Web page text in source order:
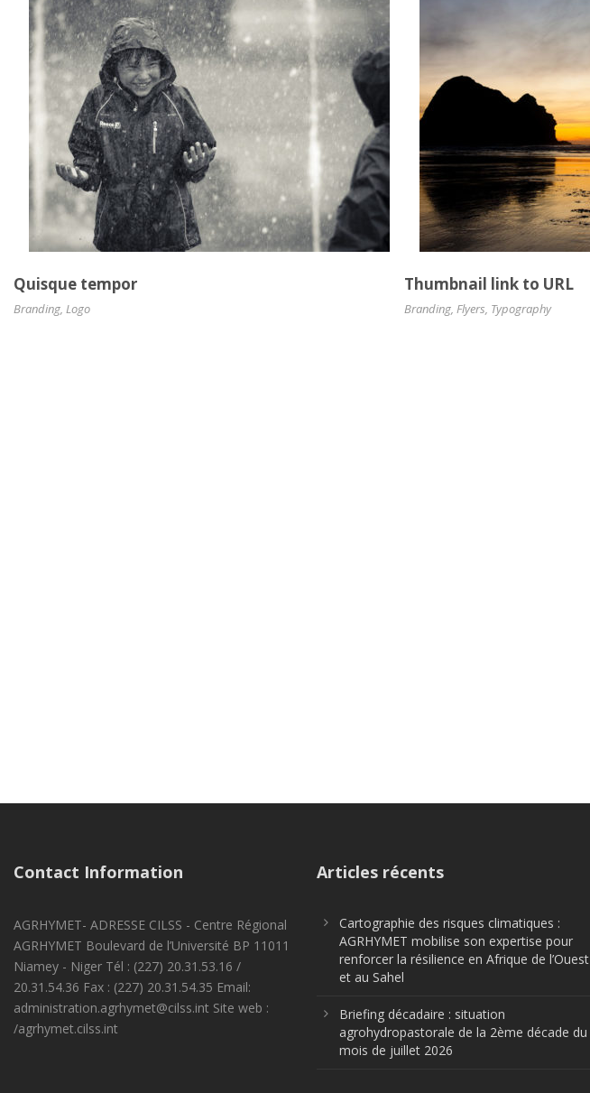
Quisque tempor
Branding, Logo
Thumbnail link to URL
Branding, Flyers, Typography
Contact Information
AGRHYMET- ADRESSE CILSS - Centre Régional
AGRHYMET Boulevard de l’Université BP 11011
Niamey - Niger Tél : (227) 20.31.53.16 /
20.31.54.36 Fax : (227) 20.31.54.35 Email:
administration.agrhymet@cilss.int Site web :
/agrhymet.cilss.int
Articles récents
Cartographie des risques climatiques :
AGRHYMET mobilise son expertise pour
renforcer la résilience en Afrique de l’Ouest
et au Sahel
Briefing décadaire : situation
agrohydropastorale de la 2ème décade du
mois de juillet 2026